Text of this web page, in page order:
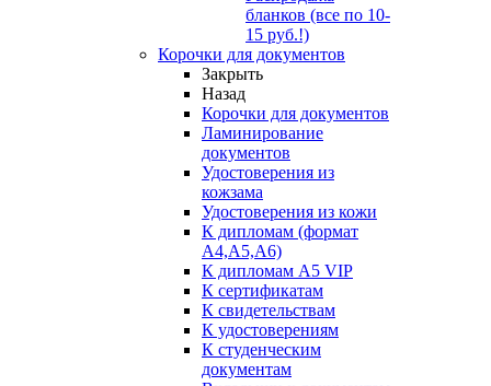
бланков (все по 10-
15 руб.!)
Корочки для документов
Закрыть
Назад
Корочки для документов
Ламинирование
документов
Удостоверения из
кожзама
Удостоверения из кожи
К дипломам (формат
А4,А5,А6)
К дипломам А5 VIP
К сертификатам
К свидетельствам
К удостоверениям
К студенческим
документам